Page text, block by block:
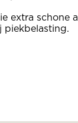
extra schone
piekbelasting.